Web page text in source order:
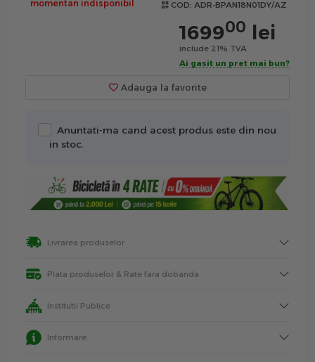
momentan indisponibil COD: ADR-BPAN18N01DY/AZ
169900 lei
include 21% TVA
Ai gasit un pret mai bun?
Adauga la favorite
Anuntati-ma cand acest produs este din nou
in stoc.
Livrarea produselor
Plata produselor & Rate fara dobanda
Institutii Publice
Informare